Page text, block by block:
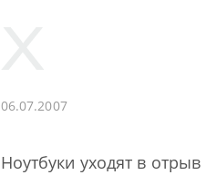
06.07.2007
Ноутбуки уходят в отрыв